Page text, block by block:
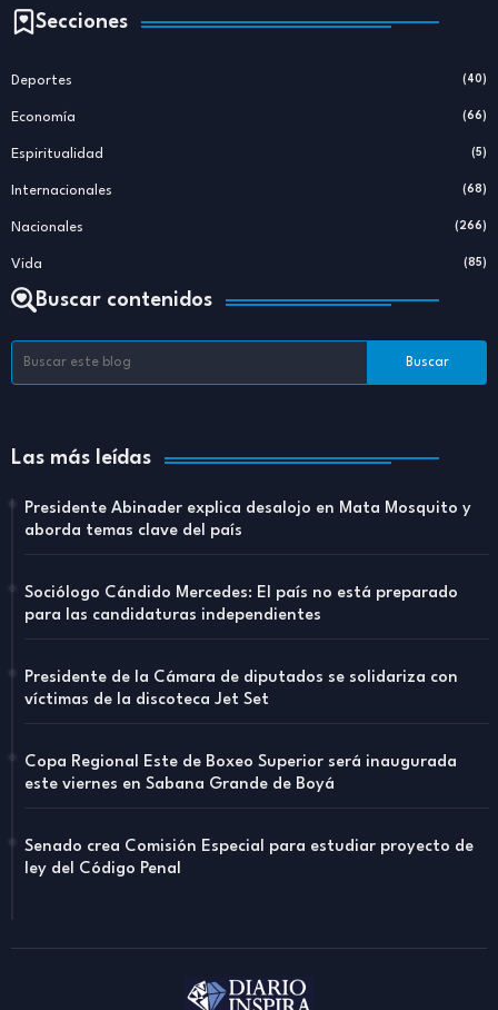
Secciones
Deportes (40)
Economía (66)
Espiritualidad (5)
Internacionales (68)
Nacionales (266)
Vida (85)
Buscar contenidos
Las más leídas
Presidente Abinader explica desalojo en Mata Mosquito y
aborda temas clave del país
Sociólogo Cándido Mercedes: El país no está preparado
para las candidaturas independientes
Presidente de la Cámara de diputados se solidariza con
víctimas de la discoteca Jet Set
Copa Regional Este de Boxeo Superior será inaugurada
este viernes en Sabana Grande de Boyá
Senado crea Comisión Especial para estudiar proyecto de
ley del Código Penal